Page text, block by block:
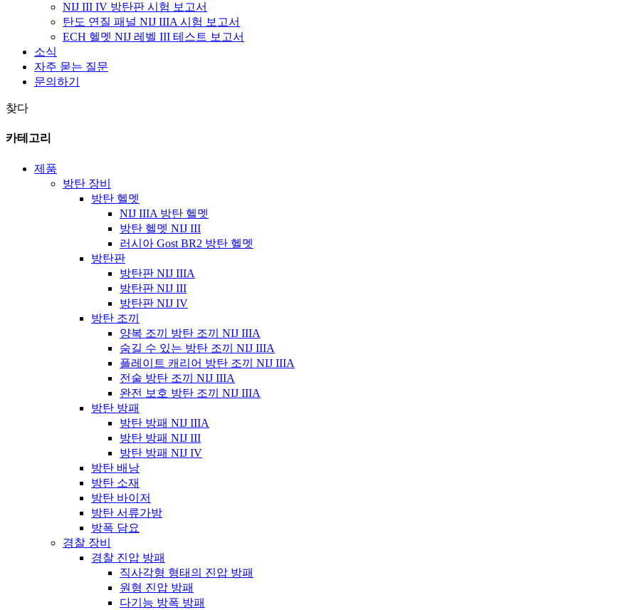
NIJ III IV 방탄판 시험 보고서
탄도 연질 패널 NIJ IIIA 시험 보고서
ECH 헬멧 NIJ 레벨 III 테스트 보고서
소식
자주 묻는 질문
문의하기
찾다
카테고리
제품
방탄 장비
방탄 헬멧
NIJ IIIA 방탄 헬멧
방탄 헬멧 NIJ III
러시아 Gost BR2 방탄 헬멧
방탄판
방탄판 NIJ IIIA
방탄판 NIJ III
방탄판 NIJ IV
방탄 조끼
양복 조끼 방탄 조끼 NIJ IIIA
숨길 수 있는 방탄 조끼 NIJ IIIA
플레이트 캐리어 방탄 조끼 NIJ IIIA
전술 방탄 조끼 NIJ IIIA
완전 보호 방탄 조끼 NIJ IIIA
방탄 방패
방탄 방패 NIJ IIIA
방탄 방패 NIJ III
방탄 방패 NIJ IV
방탄 배낭
방탄 소재
방탄 바이저
방탄 서류가방
방폭 담요
경찰 장비
경찰 진압 방패
직사각형 형태의 진압 방패
원형 진압 방패
다기능 방폭 방패